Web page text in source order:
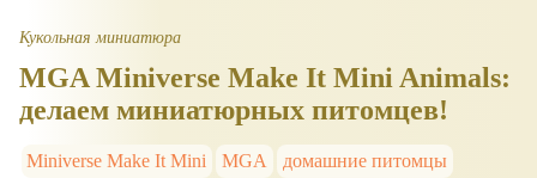
Кукольная миниатюра
MGA Miniverse Make It Mini Animals:
делаем миниатюрных питомцев!
Miniverse Make It Mini MGA
домашние питомцы